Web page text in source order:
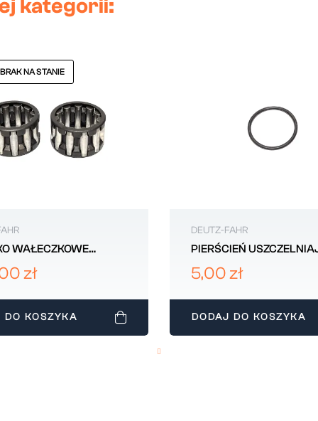
kategorii:
NA STANIE
WAŁECZKOWE
DEUTZ-FAHR
zł
DO KOSZYKA
DEUTZ-FAHR
PIERŚCIEŃ
46X3,53 DEUTZ-FAHR
215301180
5,00 zł
DODAJ DO KOSZYKA